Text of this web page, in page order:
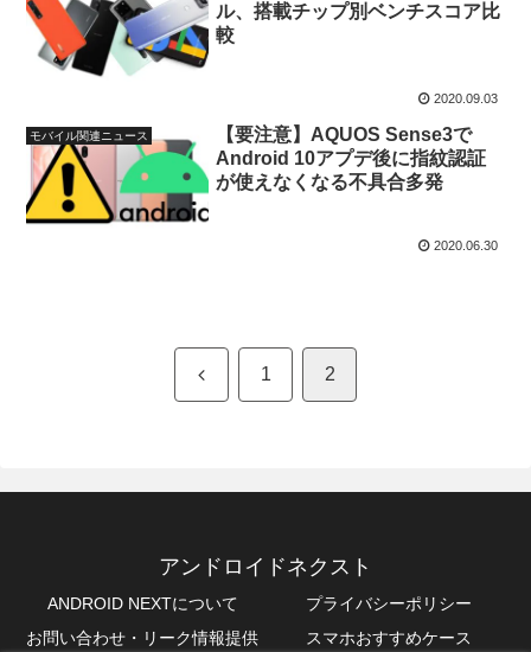
ル、搭載チップ別ベンチスコア比
較
2020.09.03
モバイル関連ニュース
【要注意】AQUOS Sense3で
Android 10アプデ後に指紋認証
が使えなくなる不具合多発
2020.06.30
前 1 2
アンドロイドネクスト
ANDROID NEXTについて
プライバシーポリシー
お問い合わせ・リーク情報提供
スマホおすすめケース